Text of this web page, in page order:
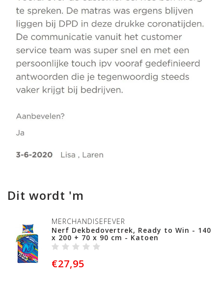
Dit wordt 'm
MERCHANDISEFEVER
Nerf Dekbedovertrek, Ready to Win - 140
x 200 + 70 x 90 cm - Katoen
€27,95